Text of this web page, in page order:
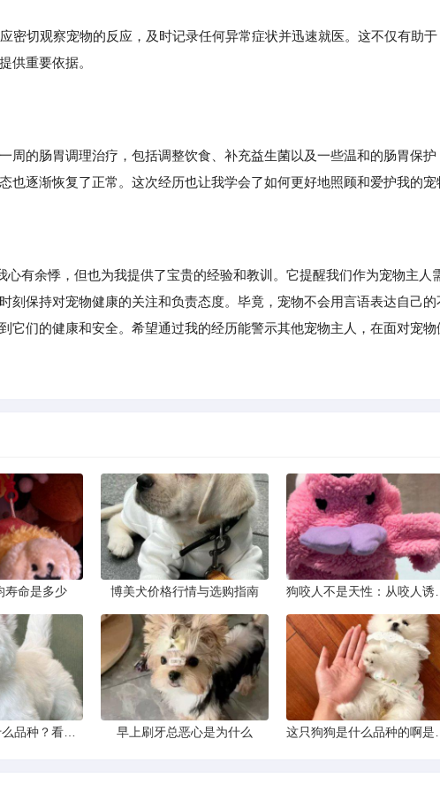
切观察宠物的反应，及时记录任何异常症状并迅速就医。这不仅有助于
供重要依据。
周的肠胃调理治疗，包括调整饮食、补充益生菌以及一些温和的肠胃保护
也逐渐恢复了正常。这次经历也让我学会了如何更好地照顾和爱护我的宠
有余悸，但也为我提供了宝贵的经验和教训。它提醒我们作为宠物主人
刻保持对宠物健康的关注和负责态度。毕竟，宠物不会用言语表达自己的
它们的健康和安全。希望通过我的经历能警示其他宠物主人，在面对宠物
寿命是多少 博美犬价格行情与选购指南
早上刷牙总恶心是为什么